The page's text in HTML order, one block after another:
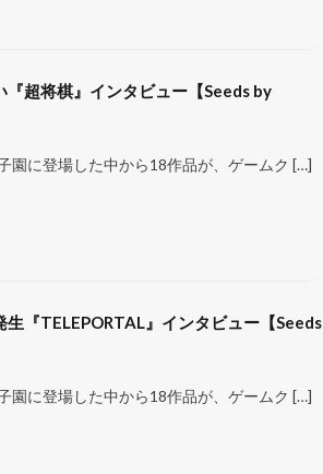
『超将棋』インタビュー【Seeds by
園に登場した中から18作品が、ゲームク […]
『TELEPORTAL』インタビュー【Seeds
園に登場した中から18作品が、ゲームク […]